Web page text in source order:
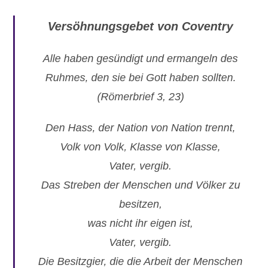
Versöhnungsgebet von Coventry
Alle haben gesündigt und ermangeln des
Ruhmes, den sie bei Gott haben sollten.
(Römerbrief 3, 23)
Den Hass, der Nation von Nation trennt,
Volk von Volk, Klasse von Klasse,
Vater, vergib.
Das Streben der Menschen und Völker zu
besitzen,
was nicht ihr eigen ist,
Vater, vergib.
Die Besitzgier, die die Arbeit der Menschen